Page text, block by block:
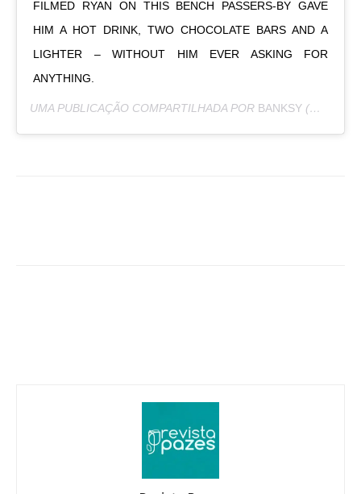
FILMED RYAN ON THIS BENCH PASSERS-BY GAVE
HIM A HOT DRINK, TWO CHOCOLATE BARS AND A
LIGHTER – WITHOUT HIM EVER ASKING FOR
ANYTHING.
UMA PUBLICAÇÃO COMPARTILHADA POR BANKSY (@BANKSY) EM